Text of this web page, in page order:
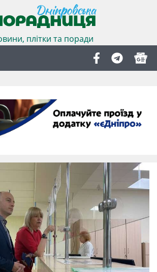
плітки та поради